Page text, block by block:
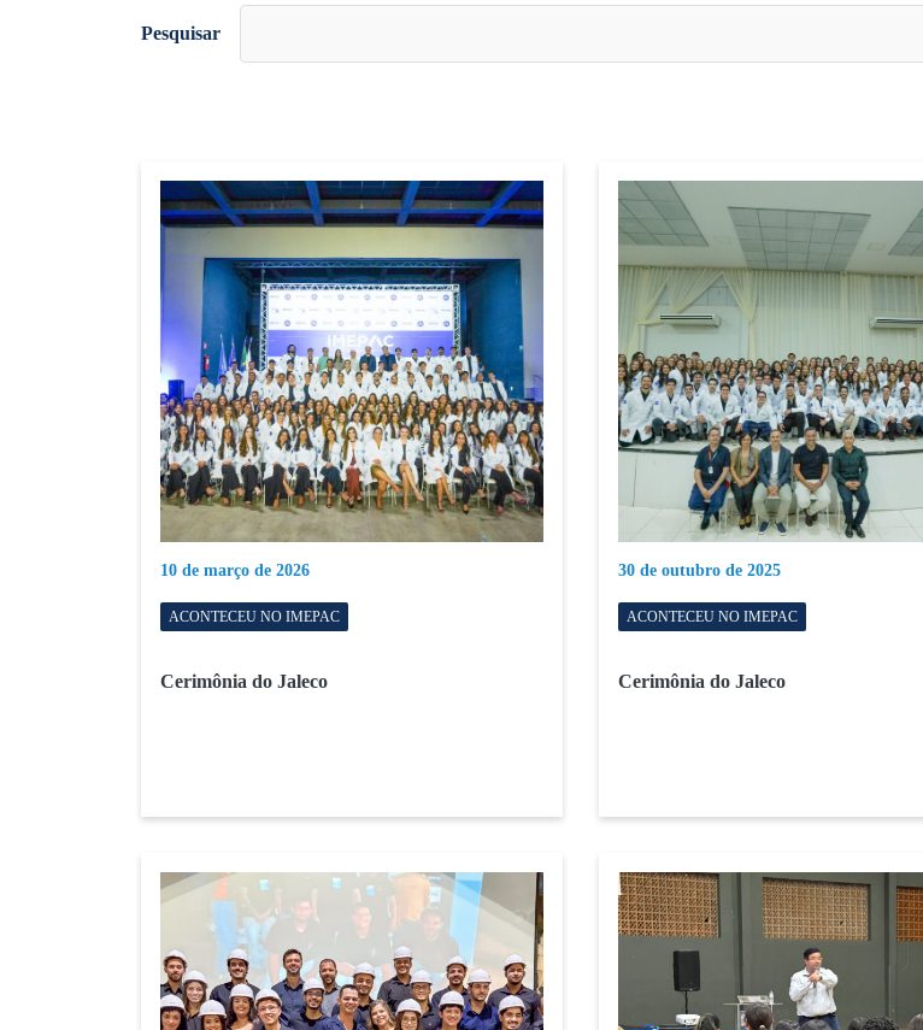
Pesquisar
10 de março de 2026
ACONTECEU NO IMEPAC
Cerimônia do Jaleco
30 de outubro de 2025
ACONTECEU NO IMEPAC
Cerimônia do Jaleco